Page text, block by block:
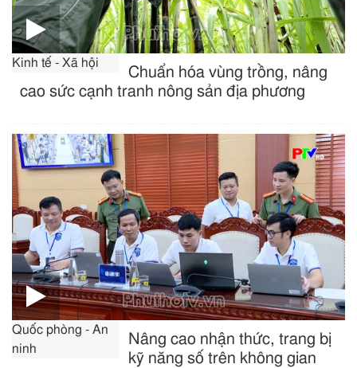
Kinh tế - Xã hội
Chuẩn hóa vùng trồng, nâng
cao sức cạnh tranh nông sản địa phương
Quốc phòng - An
ninh
Nâng cao nhận thức, trang bị
kỹ năng số trên không gian